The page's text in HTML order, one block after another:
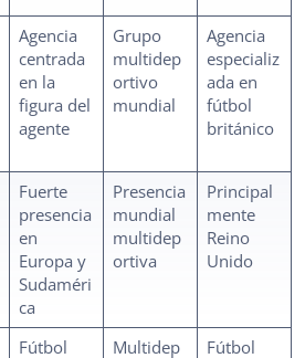
Agencia
centrada
en la
figura del
agente
Grupo
multidep
ortivo
mundial
Agencia
especializ
ada en
fútbol
británico
Fuerte
presencia
en
Europa y
Sudaméri
ca
Presencia
mundial
multidep
ortiva
Principal
mente
Reino
Unido
Fútbol Multidep Fútbol